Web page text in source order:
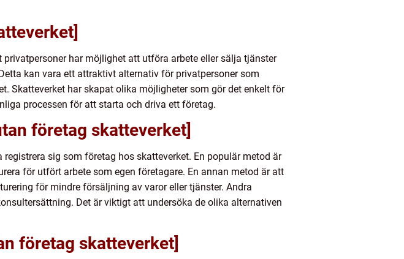
har möjlighet att utföra arbete eller sälja tjänster
kan vara ett attraktivt alternativ för privatpersoner som
Skatteverket har skapat olika möjligheter som gör det enkelt för
processen för att starta och driva ett företag.
företag skatteverket]
sig som företag hos skatteverket. En populär metod är
för utfört arbete som egen företagare. En annan metod är att
för mindre försäljning av varor eller tjänster. Andra
Det är viktigt att undersöka de olika alternativen
företag skatteverket]